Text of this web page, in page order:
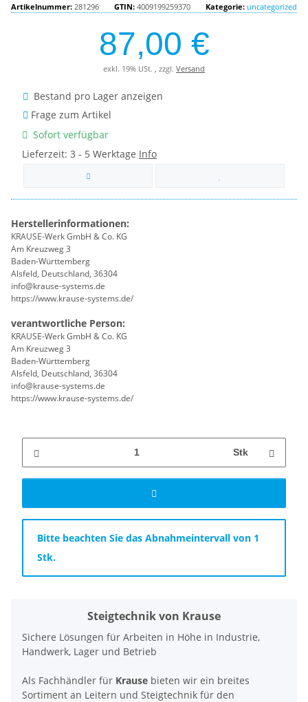
Artikelnummer: 281296 GTIN: 4009199259370 Kategorie: uncategorized
87,00 €
exkl. 19% USt. , zzgl. Versand
Bestand pro Lager anzeigen
Frage zum Artikel
Sofort verfügbar
Lieferzeit: 3 - 5 Werktage Info
Herstellerinformationen:
KRAUSE-Werk GmbH & Co. KG
Am Kreuzweg 3
Baden-Württemberg
Alsfeld, Deutschland, 36304
info@krause-systems.de
https://www.krause-systems.de/
verantwortliche Person:
KRAUSE-Werk GmbH & Co. KG
Am Kreuzweg 3
Baden-Württemberg
Alsfeld, Deutschland, 36304
info@krause-systems.de
https://www.krause-systems.de/
Stk
x
Bitte beachten Sie das Abnahmeintervall von 1
Stk.
Steigtechnik von Krause
Sichere Lösungen für Arbeiten in Höhe in Industrie,
Handwerk, Lager und Betrieb
Als Fachhändler für Krause bieten wir ein breites
Sortiment an Leitern und Steigtechnik für den